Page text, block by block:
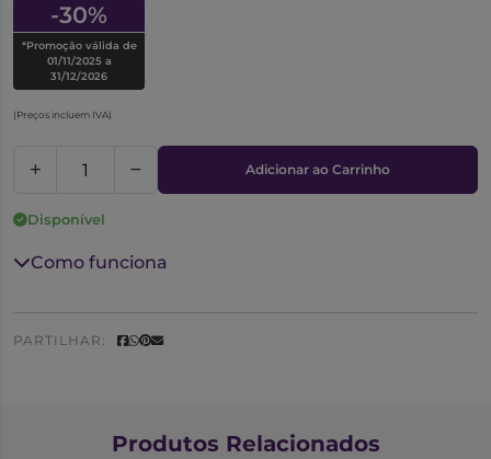
-30%
*Promoção válida de
01/11/2025 a
31/12/2026
(Preços incluem IVA)
Adicionar ao Carrinho
Disponível
Como funciona
PARTILHAR:
Produtos Relacionados